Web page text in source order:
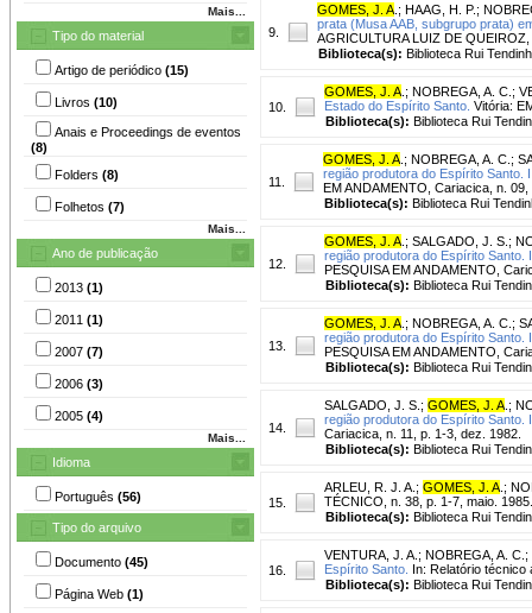
Mais...
Tipo do material
Artigo de periódico (15)
Livros (10)
Anais e Proceedings de eventos
(8)
Folders (8)
Folhetos (7)
Mais...
Ano de publicação
2013 (1)
2011 (1)
2007 (7)
2006 (3)
2005 (4)
Mais...
Idioma
Português (56)
Tipo do arquivo
Documento (45)
Página Web (1)
9.
GOMES, J. A ; HAAG, H. P. ;
prata (Musa AAB, subgrupo prata)
AGRICULTURA LUIZ DE
Biblioteca(s): Biblioteca Rui
10.
GOMES, J. A ; NOBREGA, A. C. ;
Estado do Espírito Santo. Vitória:
Biblioteca(s): Biblioteca Rui
11.
GOMES, J. A ; NOBREGA, A. C. ;
região produtora do Espírito Santo.
EM ANDAMENTO, Cariacica, n.
Biblioteca(s): Biblioteca Rui
12.
GOMES, J. A ; SALGADO, J. S. ;
região produtora do Espírito Santo.
PESQUISA EM ANDAMENTO,
Biblioteca(s): Biblioteca Rui
13.
GOMES, J. A ; NOBREGA, A. C. ;
região produtora do Espírito Santo.
PESQUISA EM ANDAMENTO,
Biblioteca(s): Biblioteca Rui
14.
SALGADO, J. S. ; GOMES, J. A ;
região produtora do Espírito Santo.
Cariacica, n. 11, p. 1-3, dez. 1982.
Biblioteca(s): Biblioteca Rui
15.
ARLEU, R. J. A. ; GOMES, J. A ;
TÉCNICO, n. 38, p. 1-7, maio.
Biblioteca(s): Biblioteca Rui
16.
VENTURA, J. A. ; NOBREGA, A. C. ;
Espírito Santo. In: Relatório técnico
Biblioteca(s): Biblioteca Rui